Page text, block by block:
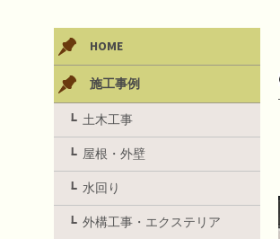
HOME
施工事例
土木工事
屋根・外壁
水回り
外構工事・エクステリア